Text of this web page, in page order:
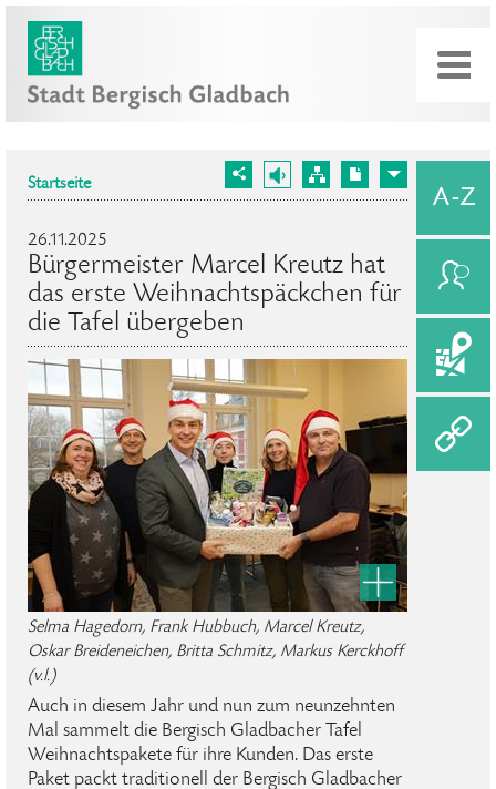
Startseite
26.11.2025
Bürgermeister Marcel Kreutz hat
das erste Weihnachtspäckchen für
die Tafel übergeben
Selma Hagedorn, Frank Hubbuch, Marcel Kreutz,
Oskar Breideneichen, Britta Schmitz, Markus Kerckhoff
(v.l.)
Auch in diesem Jahr und nun zum neunzehnten
Mal sammelt die Bergisch Gladbacher Tafel
Weihnachtspakete für ihre Kunden. Das erste
Paket packt traditionell der Bergisch Gladbacher